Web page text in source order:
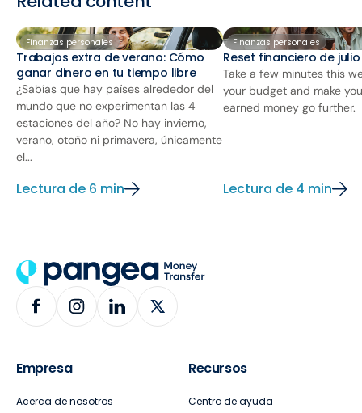
Finanzas personales
Trabajos extra de verano: Cómo
ganar dinero en tu tiempo libre
¿Sabías que hay países alrededor del
mundo que no experimentan las 4
estaciones del año? No hay invierno,
verano, otoño ni primavera, únicamente
el...
Lectura de 6 min
Finanzas personales
Reset financiero de
Take a few minutes this
your budget and make
earned money go further.
Lectura de 4 min
Empresa
Acerca de nosotros
Recursos
Centro de ayuda